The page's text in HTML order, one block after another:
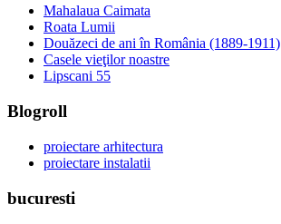
Mahalaua Caimata
Roata Lumii
Douăzeci de ani în România (1889-1911)
Casele vieţilor noastre
Lipscani 55
Blogroll
proiectare arhitectura
proiectare instalatii
bucuresti